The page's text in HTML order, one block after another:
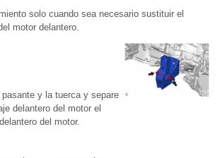
solo cuando sea necesario sustituir el
motor delantero.
y la tuerca y separe
delantero del motor el
del motor.